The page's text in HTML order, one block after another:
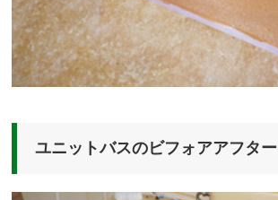
ユニットバスのビフォアアフター